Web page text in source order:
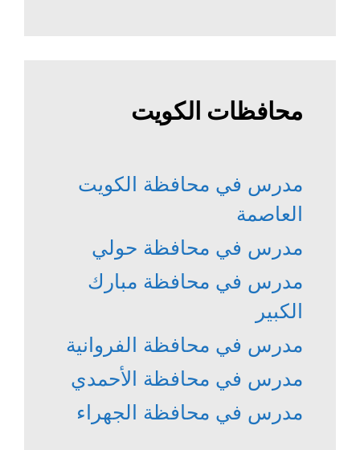
محافظات الكويت
مدرس في محافظة الكويت
العاصمة
مدرس في محافظة حولي
مدرس في محافظة مبارك
الكبير
مدرس في محافظة الفروانية
مدرس في محافظة الأحمدي
مدرس في محافظة الجهراء